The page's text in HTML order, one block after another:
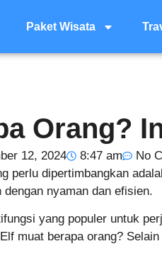
Paket Wisata
Orang?
12, 2024 8:47 am
No
perlu dipertimbangkan
nyaman dan efisien.
yang populer untuk
muat berapa orang?